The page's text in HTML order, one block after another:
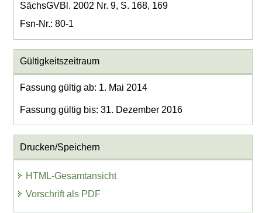
SächsGVBl. 2002 Nr. 9, S. 168, 169
Fsn-Nr.: 80-1
Gültigkeitszeitraum
Fassung gültig ab: 1. Mai 2014
Fassung gültig bis: 31. Dezember 2016
Drucken/Speichern
HTML-Gesamtansicht
Vorschrift als PDF